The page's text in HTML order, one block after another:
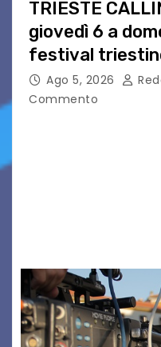
TRIESTE
giovedì 6 a
festival
Springsteen
Ago 5, 2026
Commento